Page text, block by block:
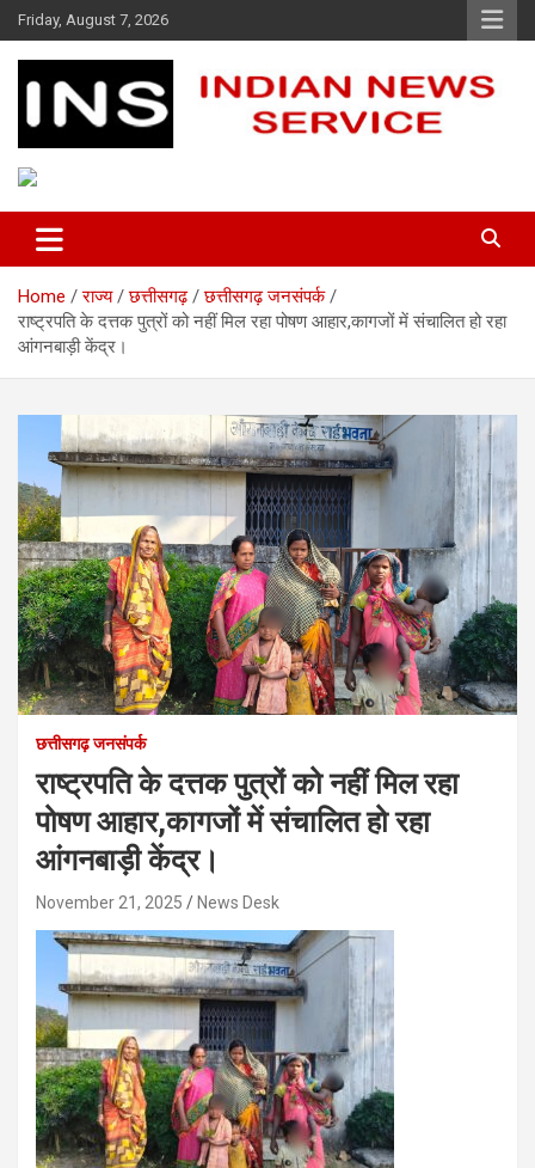
Skip
to
content
Friday, August 7, 2026
Indian News Service
Home राज्य छत्तीसगढ़
छत्तीसगढ़ जनसंपर्क
राष्ट्रपति के दत्तक पुत्रों को नहीं मिल रहा पोषण आहार,कागजों में संचालित हो रहा
आंगनबाड़ी केंद्र।
छत्तीसगढ़ जनसंपर्क
राष्ट्रपति के दत्तक पुत्रों को नहीं मिल रहा
पोषण आहार,कागजों में संचालित हो रहा
आंगनबाड़ी केंद्र।
November 21, 2025 News Desk